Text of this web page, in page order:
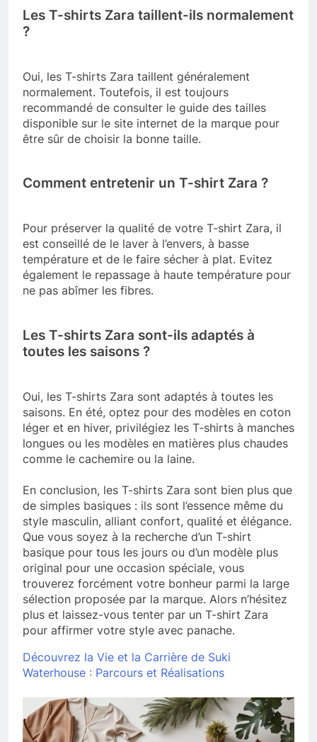
Les T-shirts Zara taillent-ils normalement
?
Oui, les T-shirts Zara taillent généralement
normalement. Toutefois, il est toujours
recommandé de consulter le guide des tailles
disponible sur le site internet de la marque pour
être sûr de choisir la bonne taille.
Comment entretenir un T-shirt Zara ?
Pour préserver la qualité de votre T-shirt Zara, il
est conseillé de le laver à l’envers, à basse
température et de le faire sécher à plat. Evitez
également le repassage à haute température pour
ne pas abîmer les fibres.
Les T-shirts Zara sont-ils adaptés à
toutes les saisons ?
Oui, les T-shirts Zara sont adaptés à toutes les
saisons. En été, optez pour des modèles en coton
léger et en hiver, privilégiez les T-shirts à manches
longues ou les modèles en matières plus chaudes
comme le cachemire ou la laine.
En conclusion, les T-shirts Zara sont bien plus que
de simples basiques : ils sont l’essence même du
style masculin, alliant confort, qualité et élégance.
Que vous soyez à la recherche d’un T-shirt
basique pour tous les jours ou d’un modèle plus
original pour une occasion spéciale, vous
trouverez forcément votre bonheur parmi la large
sélection proposée par la marque. Alors n’hésitez
plus et laissez-vous tenter par un T-shirt Zara
pour affirmer votre style avec panache.
Découvrez la Vie et la Carrière de Suki
Waterhouse : Parcours et Réalisations